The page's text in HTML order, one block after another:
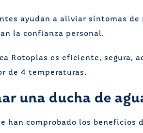
ayudan a aliviar síntomas de
la confianza personal.
Rotoplas es eficiente, segura,
de 4 temperaturas.
una ducha de
han comprobado los beneficios